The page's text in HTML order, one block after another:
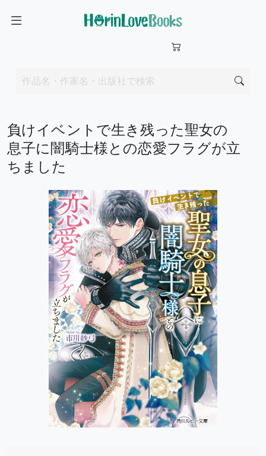
負けイベントで生き残った聖女の
息子に闇騎士様との恋愛フラグが立
ちました